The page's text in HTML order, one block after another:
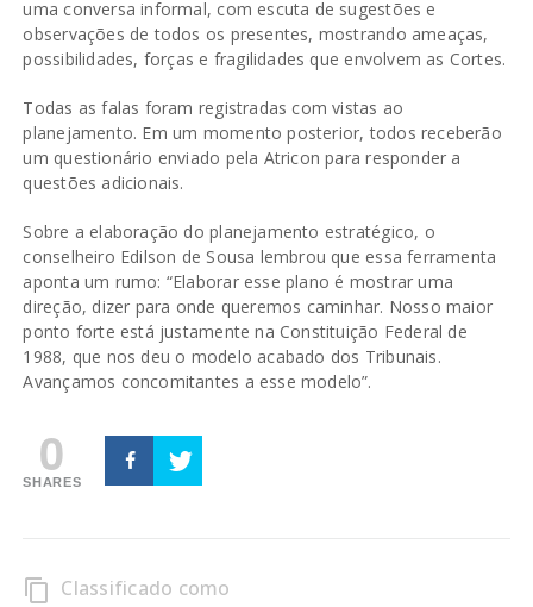
uma conversa informal, com escuta de sugestões e
observações de todos os presentes, mostrando ameaças,
possibilidades, forças e fragilidades que envolvem as Cortes.
Todas as falas foram registradas com vistas ao
planejamento. Em um momento posterior, todos receberão
um questionário enviado pela Atricon para responder a
questões adicionais.
Sobre a elaboração do planejamento estratégico, o
conselheiro Edilson de Sousa lembrou que essa ferramenta
aponta um rumo: “Elaborar esse plano é mostrar uma
direção, dizer para onde queremos caminhar. Nosso maior
ponto forte está justamente na Constituição Federal de
1988, que nos deu o modelo acabado dos Tribunais.
Avançamos concomitantes a esse modelo”.
0
SHARES
content_copy Classificado como